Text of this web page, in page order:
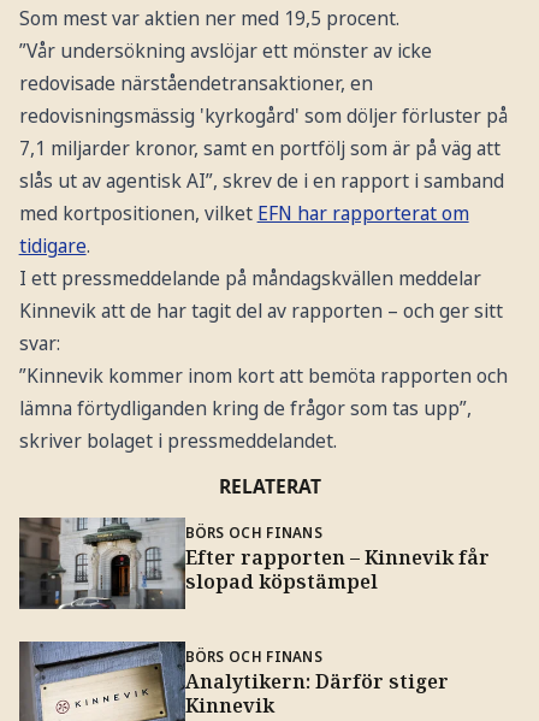
Som mest var aktien ner med 19,5 procent.
”Vår undersökning avslöjar ett mönster av icke
redovisade närståendetransaktioner, en
redovisningsmässig 'kyrkogård' som döljer förluster på
7,1 miljarder kronor, samt en portfölj som är på väg att
slås ut av agentisk AI”, skrev de i en rapport i samband
med kortpositionen, vilket EFN har rapporterat om
tidigare.
I ett pressmeddelande på måndagskvällen meddelar
Kinnevik att de har tagit del av rapporten – och ger sitt
svar:
”Kinnevik kommer inom kort att bemöta rapporten och
lämna förtydliganden kring de frågor som tas upp”,
skriver bolaget i pressmeddelandet.
RELATERAT
BÖRS OCH FINANS
Efter rapporten – Kinnevik får
slopad köpstämpel
BÖRS OCH FINANS
Analytikern: Därför stiger
Kinnevik